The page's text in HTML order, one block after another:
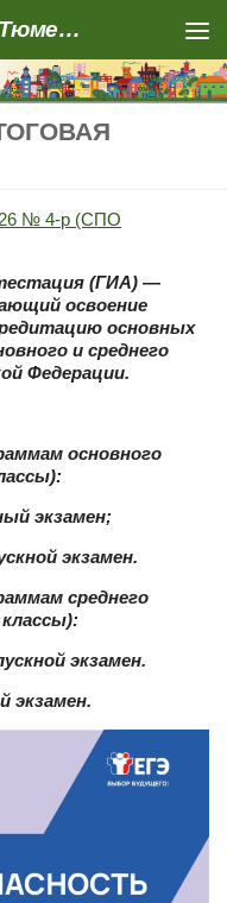
МАОУ СОШ № 70 города Тюмени
№ 4-р (СПО
(ГИА) —
освоение
основных
и среднего
Федерации.
основного
экзамен;
экзамен.
среднего
экзамен.
экзамен.